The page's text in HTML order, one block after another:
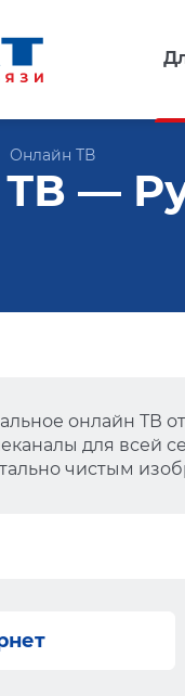
Онлайн ТВ
—
онлайн ТВ
для всей
чистым